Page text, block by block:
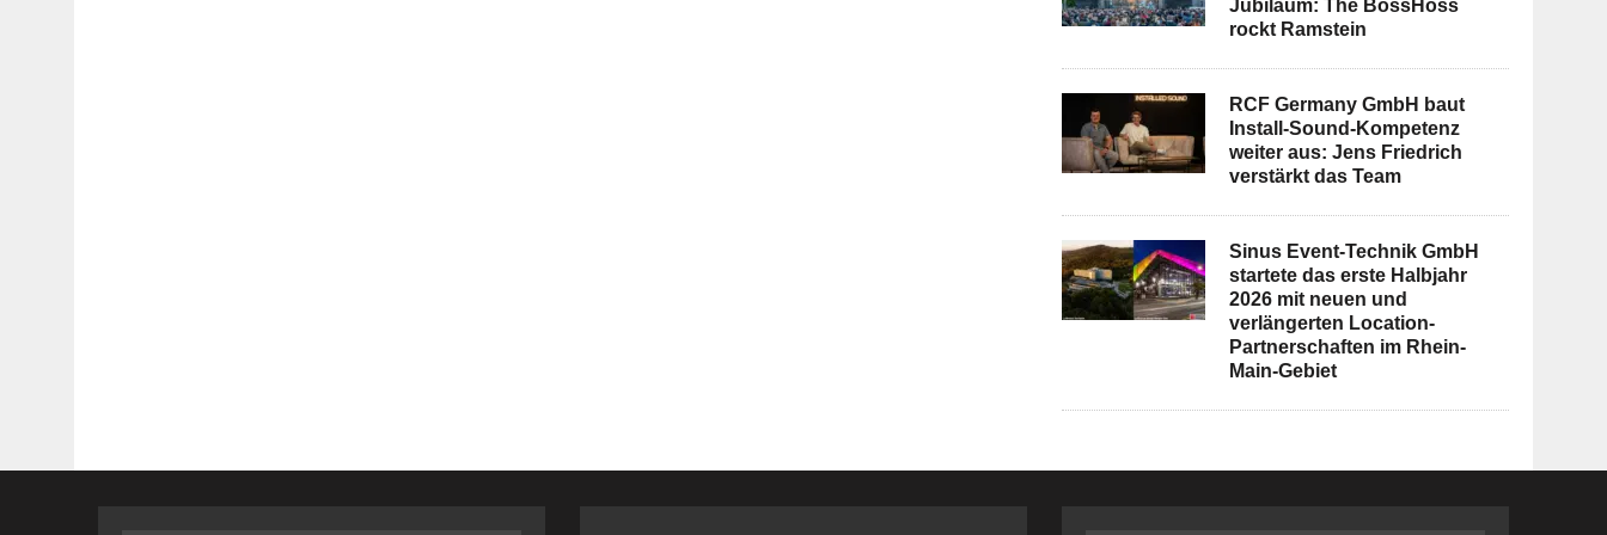
Jubiläum: The BossHoss
rockt Ramstein
RCF Germany GmbH baut
Install-Sound-Kompetenz
weiter aus: Jens Friedrich
verstärkt das Team
Sinus Event-Technik GmbH
startete das erste Halbjahr
2026 mit neuen und
verlängerten Location-
Partnerschaften im Rhein-
Main-Gebiet